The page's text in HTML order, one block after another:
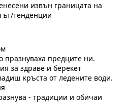
извън границата на
тенденции
празнуваха предците ни.
за здраве и берекет
кръста от ледените води.
- традиции и обичаи